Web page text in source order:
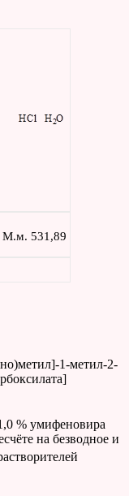
М.м. 531,89
1-метил-2-
% умифеновира
на безводное и